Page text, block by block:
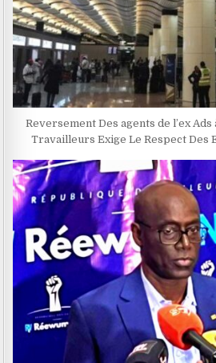
Reversement Des agents de l’ex Ads
Travailleurs Exige Le Respect Des